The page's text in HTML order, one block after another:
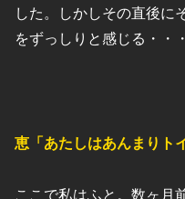
した。しかしその直後に
をずっしりと感じる・・
恵「あたしはあんまりト
ここで私はふと。数ヶ月